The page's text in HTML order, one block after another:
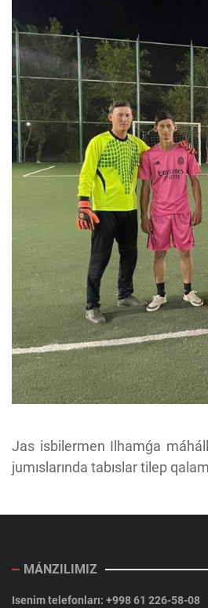
Jas isbilermen Ilhamǵa
jumıslarında tabıslar tilep
MÁNZILIMIZ
Isenim telefonları: +998 61 226-58-08